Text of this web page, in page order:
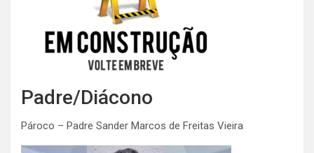
Padre/Diácono
Pároco – Padre Sander Marcos de Freitas Vieira